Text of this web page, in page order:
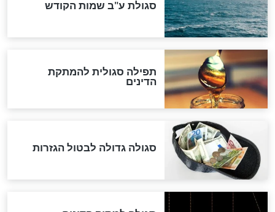
לכל המאמרים
אחרית הימים
האם אפשר לחשב את הקץ?